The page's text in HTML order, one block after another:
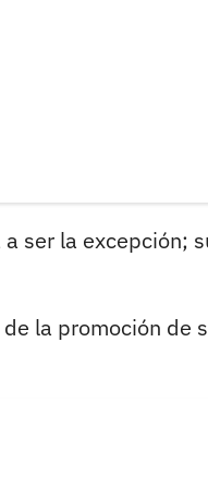
ser la excepción;
la promoción de